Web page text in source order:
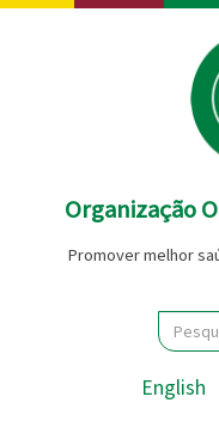
Passar
Organização
Promover melhor
English